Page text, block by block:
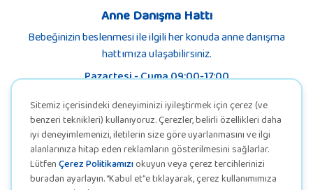
Anne Danışma Hattı
Bebeğinizin beslenmesi ile ilgili her konuda anne danışma
hattımıza ulaşabilirsiniz.
Pazartesi - Cuma 09:00-17:00
Sitemiz içerisindeki deneyiminizi iyileştirmek için çerez (ve
benzeri teknikleri) kullanıyoruz. Çerezler, belirli özellikleri daha
iyi deneyimlemenizi, iletilerin size göre uyarlanmasını ve ilgi
alanlarınıza hitap eden reklamların gösterilmesini sağlarlar.
LütfenÇerez Politikamızı okuyun veya çerez tercihlerinizi
buradan ayarlayın. “Kabul et”e tıklayarak, çerez kullanımımıza